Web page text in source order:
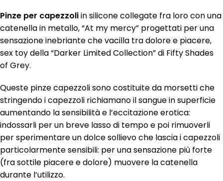
Pinze per capezzoliin silicone collegate fra loro con una
catenella in metallo, “At my mercy” progettati per una
sensazione inebriante che vacilla tra dolore e piacere,
sex toy della “Darker Limited Collection” di Fifty Shades
of Grey.
Queste pinze capezzoli sono costituite da morsetti che
stringendo i capezzoli richiamano il sangue in superficie
aumentando la sensibilità e l’eccitazione erotica:
indossarli per un breve lasso di tempo e poi rimuoverli
per sperimentare un dolce sollievo che lascia i capezzoli
particolarmente sensibili: per una sensazione più forte
(fra sottile piacere e dolore) muovere la catenella
durante l’utilizzo.